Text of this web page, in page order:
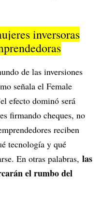
inversoras
de las inversiones
señala el Female
efecto dominó será
firmando cheques, no
reciben
tecnología y qué
En otras palabras, las
el rumbo del